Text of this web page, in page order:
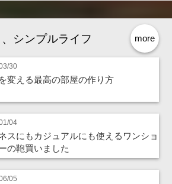
more
シンプルライフ
30
変える最高の部屋の作り方
04
スにもカジュアルにも使えるワンショ
の鞄買いました
05